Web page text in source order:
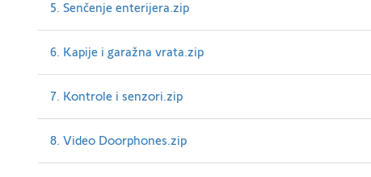
5. Senčenje enterijera.zip
6. Kapije i garažna vrata.zip
7. Kontrole i senzori.zip
8. Video Doorphones.zip